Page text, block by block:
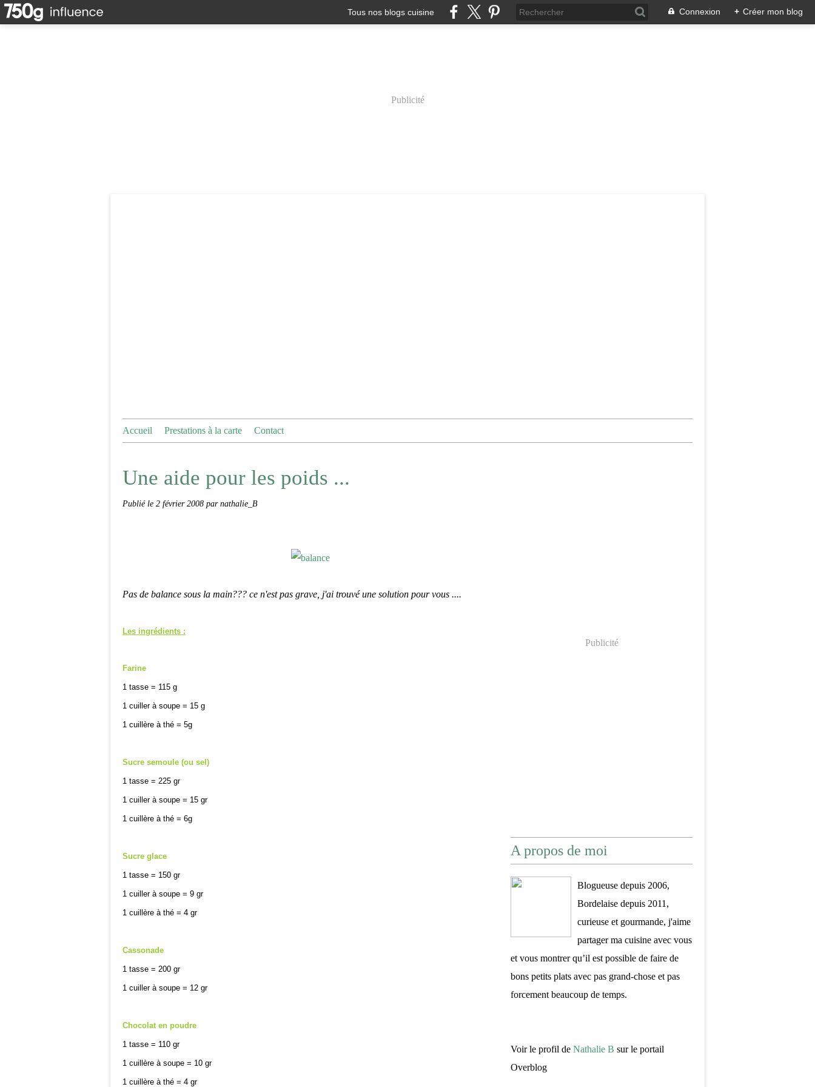
Tous nos blogs cuisine Connexion + Créer mon blog
Publicité
Accueil Prestations à la carte Contact
Une aide pour les poids ...
Publié le 2 février 2008 par nathalie_B
Pas de balance sous la main??? ce n'est pas grave, j'ai trouvé une solution pour vous ....
Les ingrédients :
Farine
1 tasse = 115 g
1 cuiller à soupe = 15 g
1 cuillère à thé = 5g
Sucre semoule (ou sel)
1 tasse = 225 gr
1 cuiller à soupe = 15 gr
1 cuillère à thé = 6g
Sucre glace
1 tasse = 150 gr
1 cuiller à soupe = 9 gr
1 cuillère à thé = 4 gr
Cassonade
1 tasse = 200 gr
1 cuiller à soupe = 12 gr
Chocolat en poudre
1 tasse = 110 gr
1 cuillère à soupe = 10 gr
1 cuillère à thé = 4 gr
Publicité
A propos de moi
Blogueuse depuis 2006,
Bordelaise depuis 2011,
curieuse et gourmande, j'aime
partager ma cuisine avec vous
et vous montrer qu’il est possible de faire de
bons petits plats avec pas grand-chose et pas
forcement beaucoup de temps.
Voir le profil de Nathalie B sur le portail
Overblog